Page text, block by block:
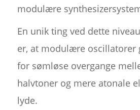
modulære
En unik ting ved dette
er, at modulære oscillatorer
for sømløse overgange
halvtoner og mere atonale
lyde.